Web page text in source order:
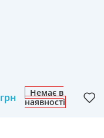
грн
Немає в
наявності